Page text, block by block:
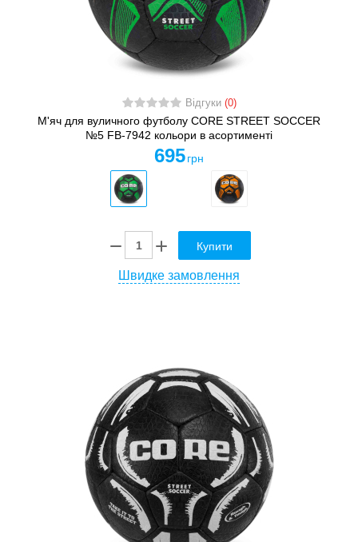
Відгуки (0)
М'яч для вуличного футболу CORE STREET SOCCER
№5 FB-7942 кольори в асортименті
695 грн
Купити
Швидке замовлення